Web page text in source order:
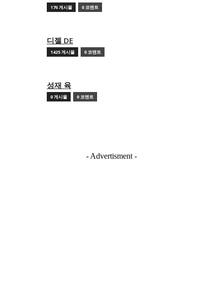
176 게시물 0 코멘트
디젤 DE
1425 게시물 0 코멘트
성재 육
0 게시물 0 코멘트
- Advertisment -